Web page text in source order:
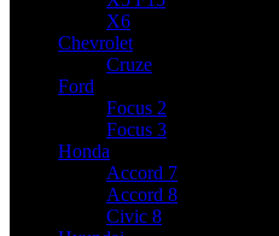
X6
Chevrolet
Cruze
Ford
Focus 2
Focus 3
Honda
Accord 7
Accord 8
Civic 8